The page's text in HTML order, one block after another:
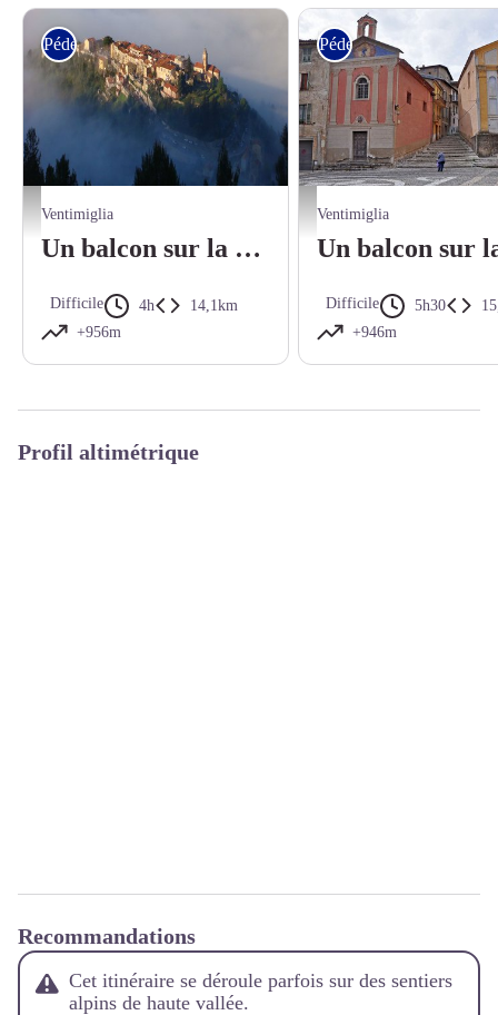
Randonnée Bévéra. Castellar vue de haut - Mairie de Castellar
Pédestre
Ventimiglia
Un balcon sur la Méditerranée - Tour franco-italien du Mont Gramondo - Etape 1
Difficile 4h
14,1km
+956m
Randonnée Bévéra. La place
Pédestre
Ventimiglia
Difficile 5h30
+946m
Profil altimétrique
Recommandations
Cet itinéraire se déroule parfois sur des sentiers
alpins de haute vallée.